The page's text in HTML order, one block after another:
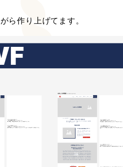
ら作り上げてます。